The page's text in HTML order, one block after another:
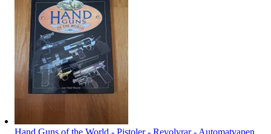
Hand Guns of the World - Pistoler - Revolvrar - Automatvapen